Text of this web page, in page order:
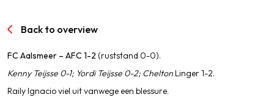
Back to overview
FC Aalsmeer – AFC 1-2 (ruststand 0-0).
Kenny Teijsse 0-1; Yordi Teijsse 0-2; CheltonLinger 1-2.
Raily Ignacio viel uit vanwege een blessure.